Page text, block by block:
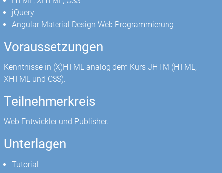
jQuery
Angular Material Design Web Programmierung
Voraussetzungen
Kenntnisse in (X)HTML analog dem Kurs JHTM (HTML,
XHTML und CSS).
Teilnehmerkreis
Web Entwickler und Publisher.
Unterlagen
Tutorial